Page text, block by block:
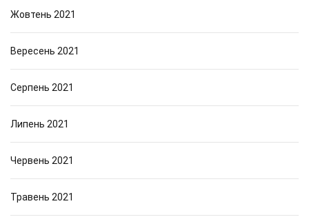
Жовтень 2021
Вересень 2021
Серпень 2021
Липень 2021
Червень 2021
Травень 2021